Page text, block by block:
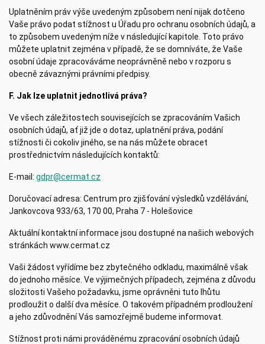
Uplatněním práv výše uvedeným způsobem není nijak dotčeno
Vaše právo podat stížnost u Úřadu pro ochranu osobních údajů, a
to způsobem uvedeným níže v následující kapitole. Toto právo
můžete uplatnit zejména v případě, že se domníváte, že Vaše
osobní údaje zpracováváme neoprávněně nebo v rozporu s
obecně závaznými právními předpisy.
F. Jak lze uplatnit jednotlivá práva?
Ve všech záležitostech souvisejících se zpracováním Vašich
osobních údajů, ať již jde o dotaz, uplatnění práva, podání
stížnosti či cokoliv jiného, se na nás můžete obracet
prostřednictvím následujících kontaktů:
E-mail: gdpr@cermat.cz
Doručovací adresa: Centrum pro zjišťování výsledků vzdělávání,
Jankovcova 933/63, 170 00, Praha 7 - Holešovice
Aktuální kontaktní informace jsou dostupné na našich webových
stránkách www.cermat.cz
Vaši žádost vyřídíme bez zbytečného odkladu, maximálně však
do jednoho měsíce. Ve výjimečných případech, zejména z důvodu
složitosti Vašeho požadavku, jsme oprávněni tuto lhůtu
prodloužit o další dva měsíce. O takovém případném prodloužení
a jeho zdůvodnění Vás samozřejmě budeme informovat.
Stížnost proti námi prováděnému zpracování osobních údajů